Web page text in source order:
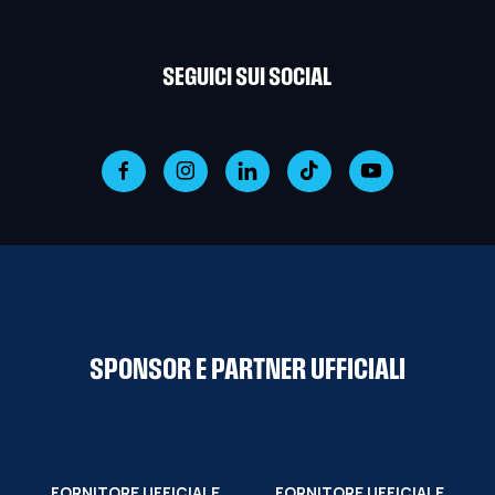
SEGUICI SUI SOCIAL
SPONSOR E PARTNER UFFICIALI